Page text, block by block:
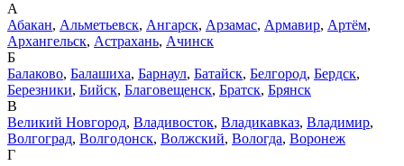
А
Абакан, Альметьевск, Ангарск, Арзамас, Армавир, Артём,
Архангельск, Астрахань, Ачинск
Б
Балаково, Балашиха, Барнаул, Батайск, Белгород, Бердск,
Березники, Бийск, Благовещенск, Братск, Брянск
В
Великий Новгород, Владивосток, Владикавказ, Владимир,
Волгоград, Волгодонск, Волжский, Вологда, Воронеж
Г